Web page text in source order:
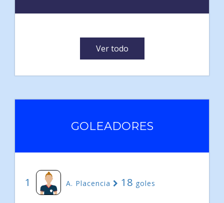
Ver todo
GOLEADORES
1 A. Placencia 18 goles